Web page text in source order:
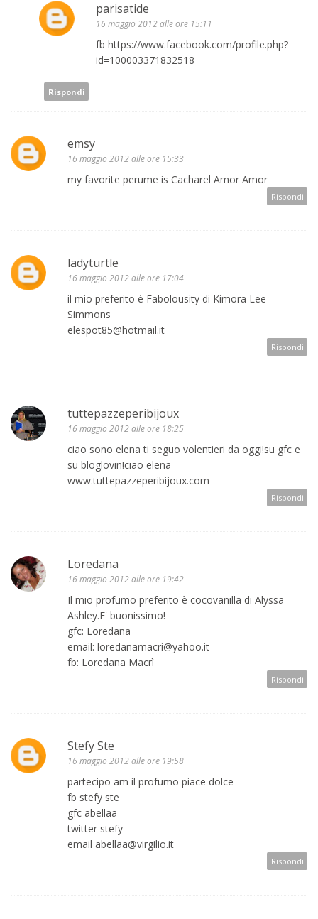
parisatide
16 maggio 2012 alle ore 15:11
fb https://www.facebook.com/profile.php?
id=100003371832518
Rispondi
emsy
16 maggio 2012 alle ore 15:33
my favorite perume is Cacharel Amor Amor
Rispondi
ladyturtle
16 maggio 2012 alle ore 17:04
il mio preferito è Fabolousity di Kimora Lee
Simmons
elespot85@hotmail.it
Rispondi
tuttepazzeperibijoux
16 maggio 2012 alle ore 18:25
ciao sono elena ti seguo volentieri da oggi!su gfc e
su bloglovin!ciao elena
www.tuttepazzeperibijoux.com
Rispondi
Loredana
16 maggio 2012 alle ore 19:42
Il mio profumo preferito è cocovanilla di Alyssa
Ashley.E' buonissimo!
gfc: Loredana
email: loredanamacri@yahoo.it
fb: Loredana Macrì
Rispondi
Stefy Ste
16 maggio 2012 alle ore 19:58
partecipo am il profumo piace dolce
fb stefy ste
gfc abellaa
twitter stefy
email abellaa@virgilio.it
Rispondi